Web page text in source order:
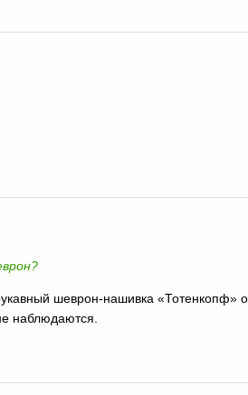
шеврон-нашивка «Тотенкопф»
наблюдаются.